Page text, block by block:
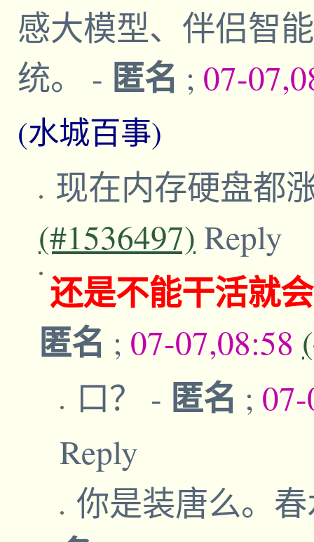
感大模型、伴侣智
统。 - 匿名 ; 07-
(水城百事)
现在内存硬盘都
(#1536497) Reply
还是不能干活就
匿名 ; 07-07,08:58
口？ - 匿名 ;
Reply
你是装唐么。